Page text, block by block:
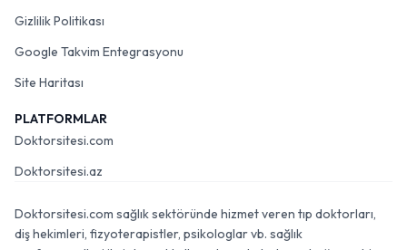
Gizlilik Politikası
Google Takvim Entegrasyonu
Site Haritası
PLATFORMLAR
Doktorsitesi.com
Doktorsitesi.az
Doktorsitesi.com sağlık sektöründe hizmet veren tıp doktorları,
diş hekimleri, fizyoterapistler, psikologlar vb. sağlık